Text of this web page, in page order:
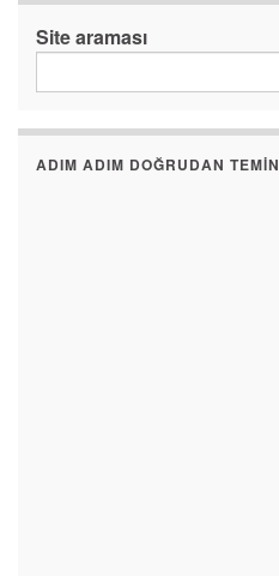
Site araması
ADIM ADIM DOĞRUDAN TEMIN